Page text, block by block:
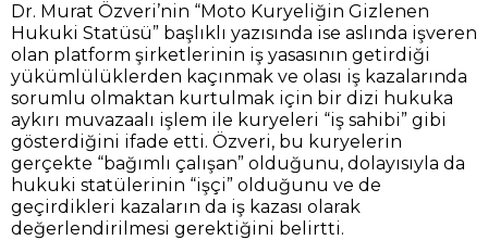
Dr. Murat Özveri’nin “Moto Kuryeliğin Gizlenen
Hukuki Statüsü” başlıklı yazısında ise aslında işveren
olan platform şirketlerinin iş yasasının getirdiği
yükümlülüklerden kaçınmak ve olası iş kazalarında
sorumlu olmaktan kurtulmak için bir dizi hukuka
aykırı muvazaalı işlem ile kuryeleri “iş sahibi” gibi
gösterdiğini ifade etti. Özveri, bu kuryelerin
gerçekte “bağımlı çalışan” olduğunu, dolayısıyla da
hukuki statülerinin “işçi” olduğunu ve de
geçirdikleri kazaların da iş kazası olarak
değerlendirilmesi gerektiğini belirtti.